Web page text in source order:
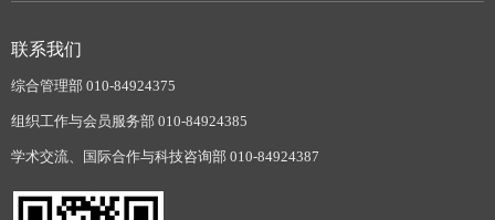
联系我们
综合管理部 010-84924375
组织工作与会员服务部 010-84924385
学术交流、国际合作与科技咨询部 010-84924387